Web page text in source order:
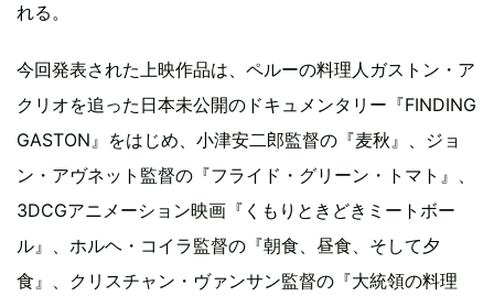
れる。
今回発表された上映作品は、ペルーの料理人ガストン・ア
クリオを追った日本未公開のドキュメンタリー『FINDING
GASTON』をはじめ、小津安二郎監督の『麦秋』、ジョ
ン・アヴネット監督の『フライド・グリーン・トマト』、
3DCGアニメーション映画『くもりときどきミートボー
ル』、ホルヘ・コイラ監督の『朝食、昼食、そして夕
食』、クリスチャン・ヴァンサン監督の『大統領の料理